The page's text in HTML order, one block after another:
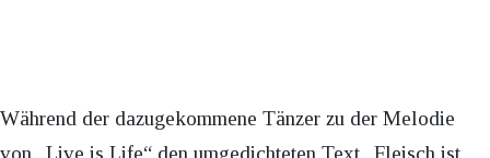
Während der dazugekommene Tänzer zu der Melodie
von „Live is Life“ den umgedichteten Text „Fleisch ist